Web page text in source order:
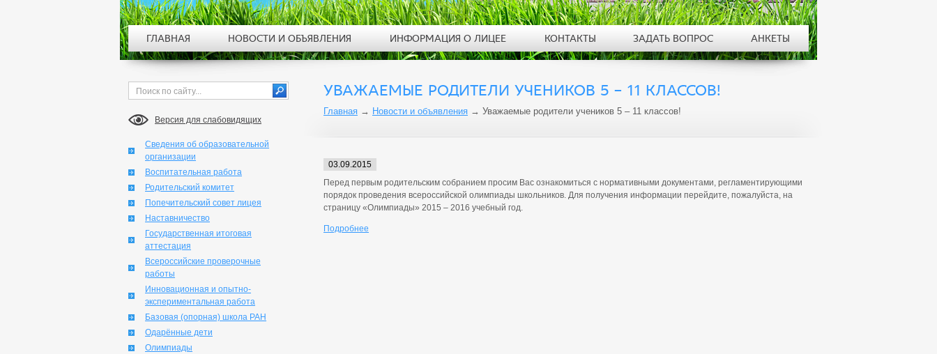
Версия для слабовидящих
Сведения об образовательной
организации
Воспитательная работа
Родительский комитет
Попечительский совет лицея
Наставничество
Государственная итоговая
аттестация
Всероссийские проверочные
работы
Инновационная и опытно-
экспериментальная работа
Базовая (опорная) школа РАН
Одарённые дети
Олимпиады
УВАЖАЕМЫЕ РОДИТЕЛИ УЧЕНИКОВ 5 – 11 КЛАССОВ!
Главная → Новости и объявления → Уважаемые родители учеников 5 – 11 классов!
03.09.2015
Перед первым родительским собранием просим Вас ознакомиться с нормативными документами, регламентирующими
порядок проведения всероссийской олимпиады школьников. Для получения информации перейдите, пожалуйста, на
страницу «Олимпиады» 2015 – 2016 учебный год.
Подробнее
ГЛАВНАЯ НОВОСТИ И ОБЪЯВЛЕНИЯ ИНФОРМАЦИЯ О ЛИЦЕЕ КОНТАКТЫ ЗАДАТЬ ВОПРОС АНКЕТЫ